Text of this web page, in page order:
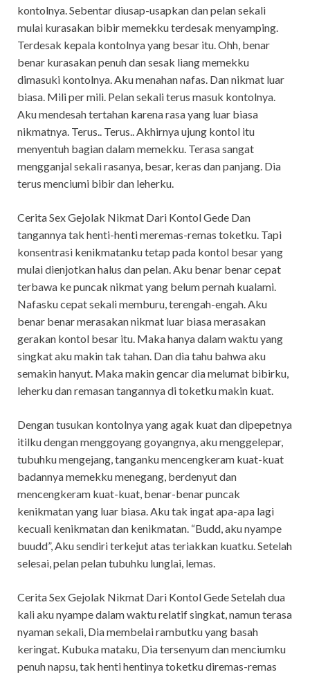
kontolnya. Sebentar diusap-usapkan dan pelan sekali
mulai kurasakan bibir memekku terdesak menyamping.
Terdesak kepala kontolnya yang besar itu. Ohh, benar
benar kurasakan penuh dan sesak liang memekku
dimasuki kontolnya. Aku menahan nafas. Dan nikmat luar
biasa. Mili per mili. Pelan sekali terus masuk kontolnya.
Aku mendesah tertahan karena rasa yang luar biasa
nikmatnya. Terus.. Terus.. Akhirnya ujung kontol itu
menyentuh bagian dalam memekku. Terasa sangat
mengganjal sekali rasanya, besar, keras dan panjang. Dia
terus menciumi bibir dan leherku.
Cerita Sex Gejolak Nikmat Dari Kontol Gede Dan
tangannya tak henti-henti meremas-remas toketku. Tapi
konsentrasi kenikmatanku tetap pada kontol besar yang
mulai dienjotkan halus dan pelan. Aku benar benar cepat
terbawa ke puncak nikmat yang belum pernah kualami.
Nafasku cepat sekali memburu, terengah-engah. Aku
benar benar merasakan nikmat luar biasa merasakan
gerakan kontol besar itu. Maka hanya dalam waktu yang
singkat aku makin tak tahan. Dan dia tahu bahwa aku
semakin hanyut. Maka makin gencar dia melumat bibirku,
leherku dan remasan tangannya di toketku makin kuat.
Dengan tusukan kontolnya yang agak kuat dan dipepetnya
itilku dengan menggoyang goyangnya, aku menggelepar,
tubuhku mengejang, tanganku mencengkeram kuat-kuat
badannya memekku menegang, berdenyut dan
mencengkeram kuat-kuat, benar-benar puncak
kenikmatan yang luar biasa. Aku tak ingat apa-apa lagi
kecuali kenikmatan dan kenikmatan. “Budd, aku nyampe
buudd”, Aku sendiri terkejut atas teriakkan kuatku. Setelah
selesai, pelan pelan tubuhku lunglai, lemas.
Cerita Sex Gejolak Nikmat Dari Kontol Gede Setelah dua
kali aku nyampe dalam waktu relatif singkat, namun terasa
nyaman sekali, Dia membelai rambutku yang basah
keringat. Kubuka mataku, Dia tersenyum dan menciumku
penuh napsu, tak henti hentinya toketku diremas-remas